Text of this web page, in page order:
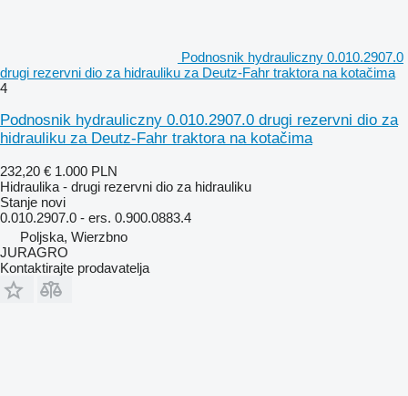
Podnosnik hydrauliczny 0.010.2907.0
drugi rezervni dio za hidrauliku za Deutz-Fahr traktora na kotačima
4
Podnosnik hydrauliczny 0.010.2907.0 drugi rezervni dio za
hidrauliku za Deutz-Fahr traktora na kotačima
232,20 € 1.000 PLN
Hidraulika - drugi rezervni dio za hidrauliku
Stanje novi
0.010.2907.0 - ers. 0.900.0883.4
Poljska, Wierzbno
JURAGRO
Kontaktirajte prodavatelja